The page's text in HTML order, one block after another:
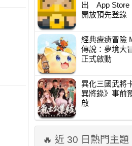
出 App Store
開放預先登錄
經典療癒冒險
傳說：夢境大
正式啟動
異化三國武將
異將錄》事前
啟
🔥 近 30 日熱門主題